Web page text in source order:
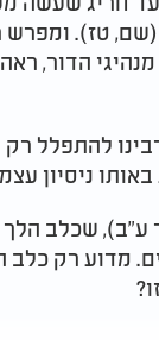
טז). ומפרש
הדור,
להתפלל
ניסיון
ע"ב), שכלב
מדוע רק כלב